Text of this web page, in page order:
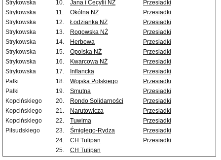
Strykowska
10. Jana i Cecylii NŻ
Przesiadki
Strykowska
11. Okólna NŻ
Przesiadki
Strykowska
12. Łodzianka NŻ
Przesiadki
Strykowska
13. Rogowska NŻ
Przesiadki
Strykowska
14. Herbowa
Przesiadki
Strykowska
15. Opolska NŻ
Przesiadki
Strykowska
16. Kwarcowa NŻ
Przesiadki
Strykowska
17. Inflancka
Przesiadki
Palki
18. Wojska Polskiego
Przesiadki
Palki
19. Smutna
Przesiadki
Kopcińskiego
20. Rondo Solidarności
Przesiadki
Kopcińskiego
21. Narutowicza
Przesiadki
Kopcińskiego
22. Tuwima
Przesiadki
Piłsudskiego
23. Śmigłego-Rydza
Przesiadki
24.
CH Tulipan
Przesiadki
25.
CH Tulipan